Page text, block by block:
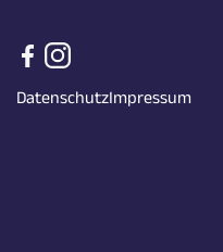
DatenschutzImpressum